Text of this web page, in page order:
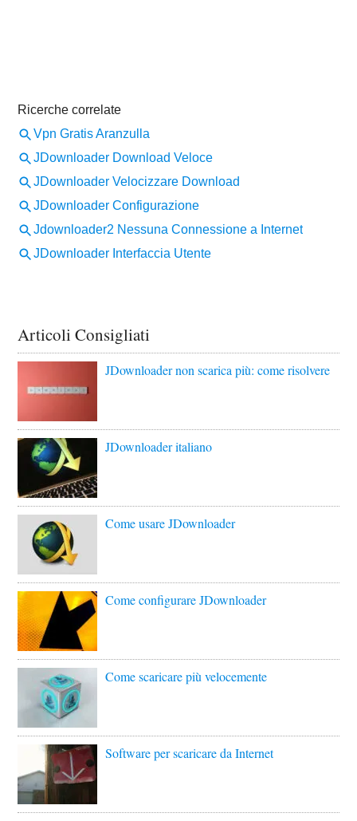
Articoli Consigliati
JDownloader non scarica più: come risolvere
JDownloader italiano
Come usare JDownloader
Come configurare JDownloader
Come scaricare più velocemente
Software per scaricare da Internet